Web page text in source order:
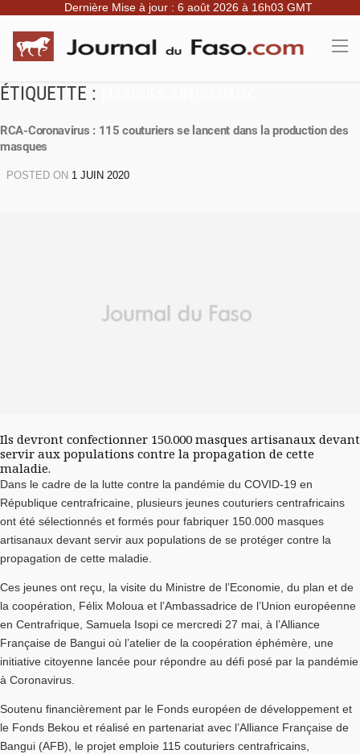
Dernière Mise à jour : 6 août 2026 à 16h03 GMT
ÉTIQUETTE :
RCA-Coronavirus : 115 couturiers se lancent dans la production des
masques
POSTED ON 1 JUIN 2020
Ils devront confectionner 150.000 masques artisanaux devant
servir aux populations contre la propagation de cette
maladie.
Dans le cadre de la lutte contre la pandémie du COVID-19 en
République centrafricaine, plusieurs jeunes couturiers centrafricains
ont été sélectionnés et formés pour fabriquer 150.000 masques
artisanaux devant servir aux populations de se protéger contre la
propagation de cette maladie.
Ces jeunes ont reçu, la visite du Ministre de l’Economie, du plan et de
la coopération, Félix Moloua et l’Ambassadrice de l’Union européenne
en Centrafrique, Samuela Isopi ce mercredi 27 mai, à l’Alliance
Française de Bangui où l’atelier de la coopération éphémère, une
initiative citoyenne lancée pour répondre au défi posé par la pandémie
à Coronavirus.
Soutenu financièrement par le Fonds européen de développement et
le Fonds Bekou et réalisé en partenariat avec l’Alliance Française de
Bangui (AFB), le projet emploie 115 couturiers centrafricains,